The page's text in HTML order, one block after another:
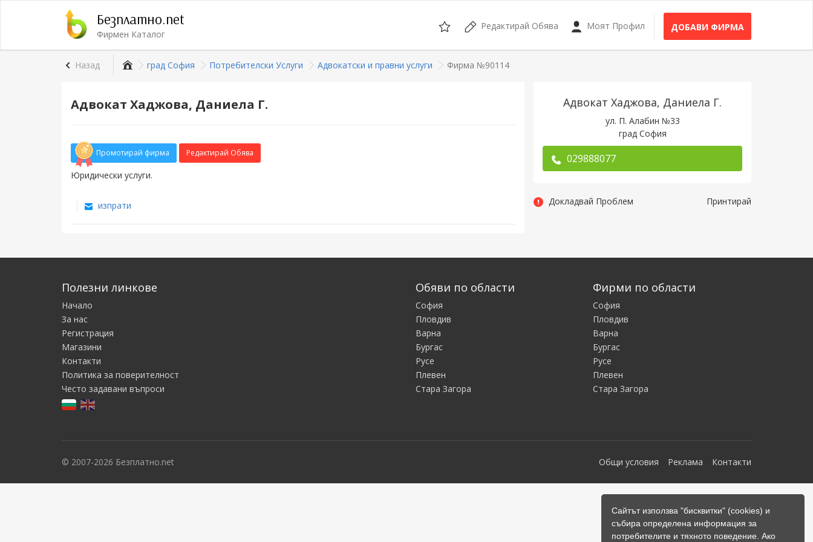
Сайтът използва "бисквитки" (cookies) и
събира определена информация за
потребителите и тяхното поведение. Ако
Безплатно.net
Фирмен Каталог
Редактирай Обява Моят Профил ДОБАВИ ФИРМА
Назад град София Потребителски Услуги Адвокатски и правни услуги Фирма №90114
Адвокат Хаджова, Даниела Г.
Промотирай фирма Редактирай Обява
Юридически услуги.
изпрати
Адвокат Хаджова, Даниела Г.
ул. П. Алабин №33
град София
029888077
Докладвай Проблем Принтирай
Полезни линкове
Начало
За нас
Регистрация
Магазини
Контакти
Политика за поверителност
Често задавани въпроси
Обяви по области
София
Пловдив
Варна
Бургас
Русе
Плевен
Стара Загора
Фирми по области
София
Пловдив
Варна
Бургас
Русе
Плевен
Стара Загора
Общи условия Реклама Контакти
© 2007-2026 Безплатно.net